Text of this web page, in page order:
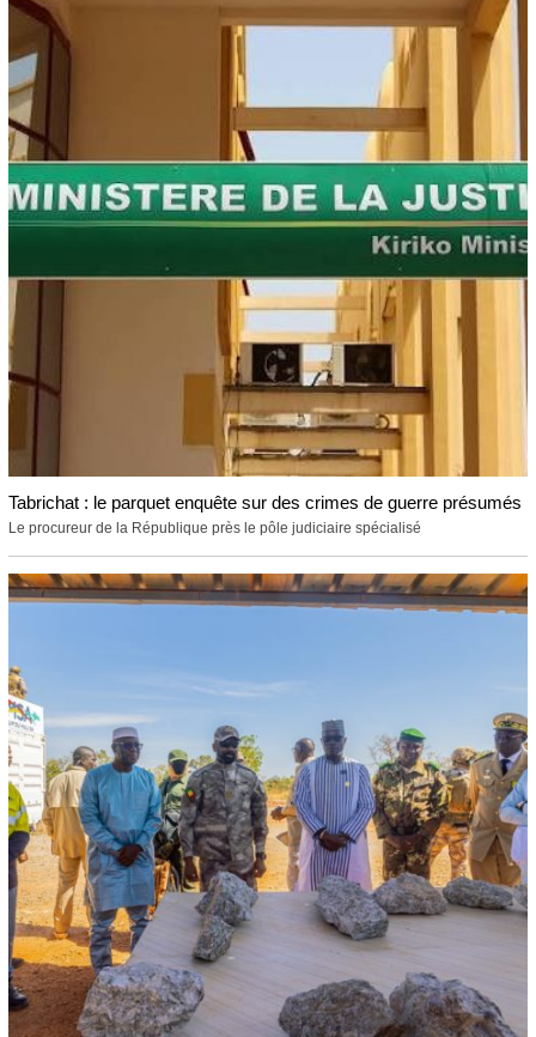
Tabrichat : le parquet enquête sur des crimes de guerre présumés
Le procureur de la République près le pôle judiciaire spécialisé